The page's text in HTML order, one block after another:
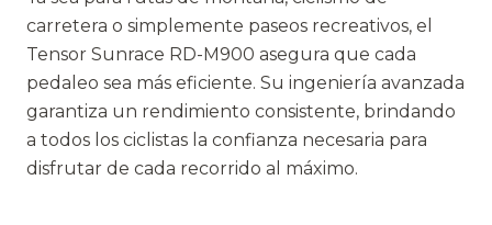
carretera o simplemente paseos recreativos, el
Tensor Sunrace RD-M900 asegura que cada
pedaleo sea más eficiente. Su ingeniería avanzada
garantiza un rendimiento consistente, brindando
a todos los ciclistas la confianza necesaria para
disfrutar de cada recorrido al máximo.